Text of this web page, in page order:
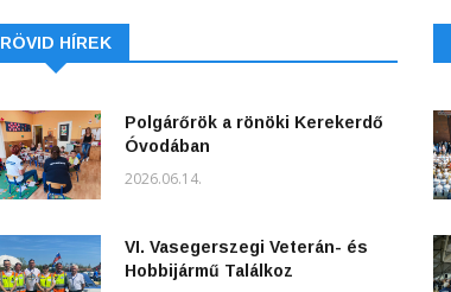
RÖVID HÍREK
Polgárőrök a rönöki Kerekerdő
Óvodában
2026.06.14.
VI. Vasegerszegi Veterán- és
Hobbijármű Találkoz